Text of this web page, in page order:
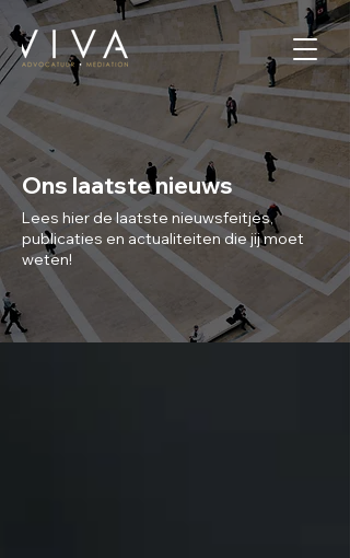
Ons laatste nieuws
Lees hier de laatste nieuwsfeitjes,
publicaties en actualiteiten die jij moet
weten!